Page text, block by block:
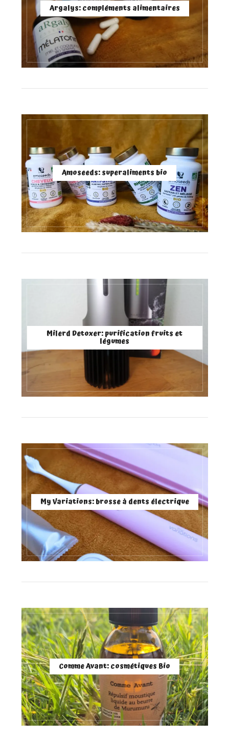
Argalys: compléments alimentaires
Amoseeds: superaliments bio
Milerd Detoxer: purification fruits et
légumes
My Variations: brosse à dents électrique
Comme Avant: cosmétiques Bio